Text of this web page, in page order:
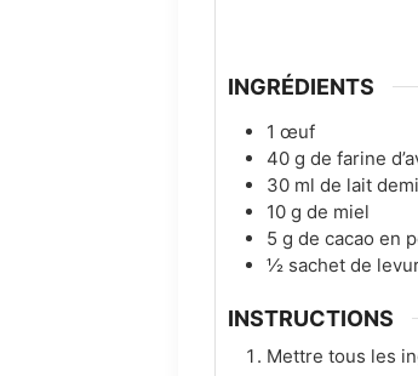
INGRÉDIENTS
1 œuf
40 g de farine
30 ml de lait
10 g de miel
5 g de cacao en
½ sachet de
INSTRUCTIONS
Mettre tous les